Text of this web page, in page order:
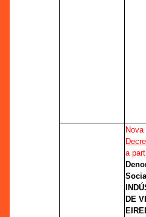
a
DE